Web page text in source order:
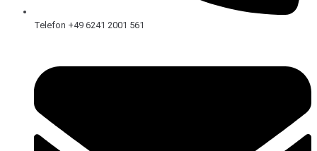
Telefon +49 6241 2001 561